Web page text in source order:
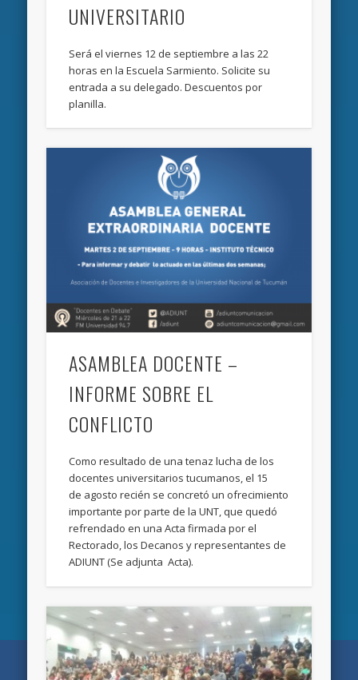
UNIVERSITARIO
Será el viernes 12 de septiembre a las 22
horas en la Escuela Sarmiento. Solicite su
entrada a su delegado. Descuentos por
planilla.
ASAMBLEA DOCENTE –
INFORME SOBRE EL
CONFLICTO
Como resultado de una tenaz lucha de los
docentes universitarios tucumanos, el 15
de agosto recién se concretó un ofrecimiento
importante por parte de la UNT, que quedó
refrendado en una Acta firmada por el
Rectorado, los Decanos y representantes de
ADIUNT (Se adjunta Acta).